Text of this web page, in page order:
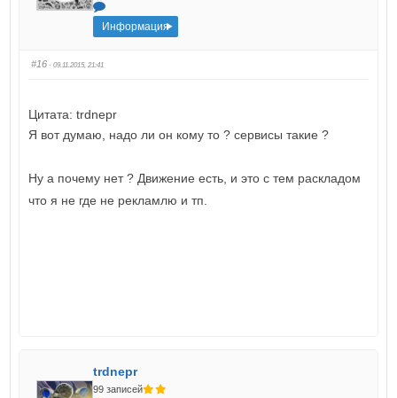
Информация
#16 · 09.11.2015, 21:41
Цитата: trdnepr
Я вот думаю, надо ли он кому то ? сервисы такие ?
Ну а почему нет ? Движение есть, и это с тем раскладом
что я не где не рекламлю и тп.
trdnepr
99 записей